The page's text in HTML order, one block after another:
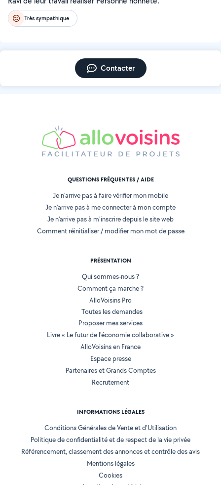
Très sympathique
Contacter
QUESTIONS FRÉQUENTES / AIDE
Je n'arrive pas à faire vérifier mon mobile
Je n'arrive pas à me connecter à mon compte
Je n'arrive pas à m'inscrire depuis le site web
Comment réinitialiser / modifier mon mot de passe
PRÉSENTATION
Qui sommes-nous ?
Comment ça marche ?
AlloVoisins Pro
Toutes les demandes
Proposer mes services
Livre « Le futur de l'économie collaborative »
AlloVoisins en France
Espace presse
Partenaires et Grands Comptes
Recrutement
INFORMATIONS LÉGALES
Conditions Générales de Vente et d'Utilisation
Politique de confidentialité et de respect de la vie privée
Référencement, classement des annonces et contrôle des avis
Mentions légales
Cookies